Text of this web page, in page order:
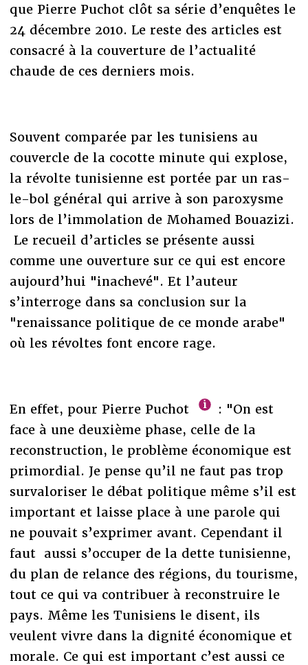
que Pierre Puchot clôt sa série d’enquêtes le
24 décembre 2010. Le reste des articles est
consacré à la couverture de l’actualité
chaude de ces derniers mois.
Souvent comparée par les tunisiens au
couvercle de la cocotte minute qui explose,
la révolte tunisienne est portée par un ras-
le-bol général qui arrive à son paroxysme
lors de l’immolation de Mohamed Bouazizi.
Le recueil d’articles se présente aussi
comme une ouverture sur ce qui est encore
aujourd’hui "inachevé". Et l’auteur
s’interroge dans sa conclusion sur la
"renaissance politique de ce monde arabe"
où les révoltes font encore rage.
En effet, pour Pierre Puchot
: "On est
face à une deuxième phase, celle de la
reconstruction, le problème économique est
primordial. Je pense qu’il ne faut pas trop
survaloriser le débat politique même s’il est
important et laisse place à une parole qui
ne pouvait s’exprimer avant. Cependant il
faut aussi s’occuper de la dette tunisienne,
du plan de relance des régions, du tourisme,
tout ce qui va contribuer à reconstruire le
pays. Même les Tunisiens le disent, ils
veulent vivre dans la dignité économique et
morale. Ce qui est important c’est aussi ce